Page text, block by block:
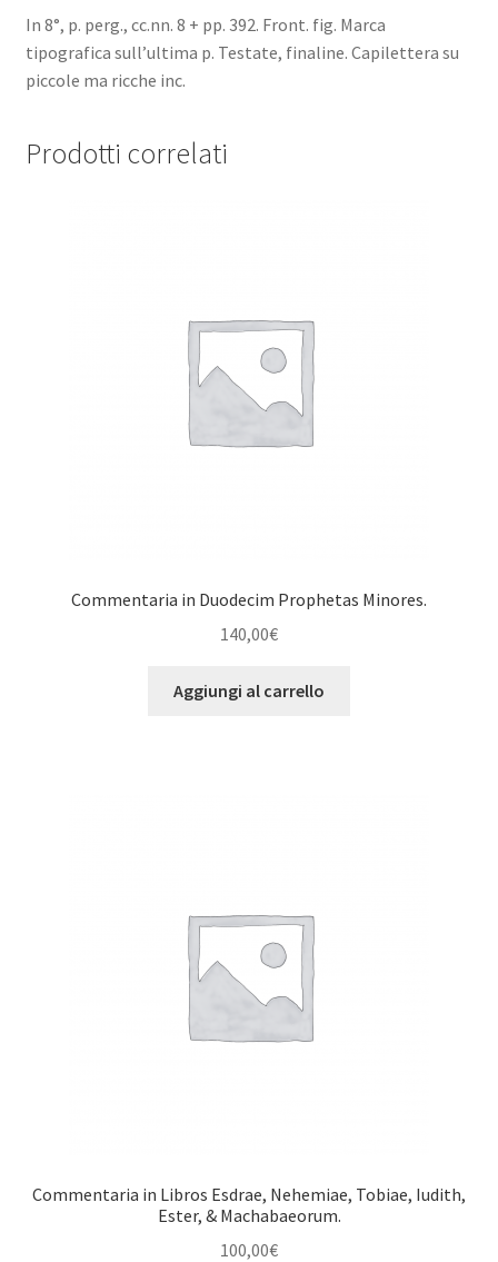
In 8°, p. perg., cc.nn. 8 + pp. 392. Front. fig. Marca
tipografica sull’ultima p. Testate, finaline. Capilettera su
piccole ma ricche inc.
Prodotti correlati
Commentaria in Duodecim Prophetas Minores.
140,00€
Aggiungi al carrello
Commentaria in Libros Esdrae, Nehemiae, Tobiae, Iudith,
Ester, & Machabaeorum.
100,00€